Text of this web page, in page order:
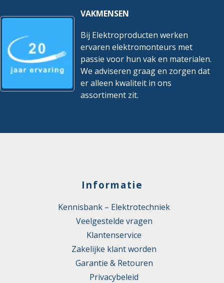
VAKMENSEN
Bij Elektroproducten werken
ervaren elektromonteurs met
passie voor hun vak en materialen.
We adviseren graag en zorgen dat
er alleen kwaliteit in ons
assortiment zit.
Informatie
Kennisbank – Elektrotechniek
Veelgestelde vragen
Klantenservice
Zakelijke klant worden
Garantie & Retouren
Privacybeleid